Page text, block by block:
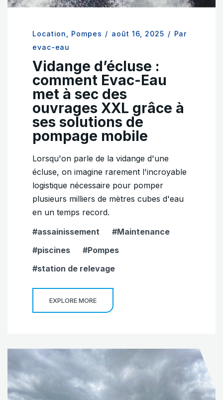
Location Pompes / août 16, 2025 / Par
evac-eau
Vidange d’écluse :
comment Evac-Eau
met à sec des
ouvrages XXL grâce à
ses solutions de
pompage mobile
Lorsqu'on parle de la vidange d'une
écluse, on imagine rarement l'incroyable
logistique nécessaire pour pomper
plusieurs milliers de mètres cubes d'eau
en un temps record.
assainissement
Maintenance
piscines
Pompes
station de relevage
EXPLORE MORE